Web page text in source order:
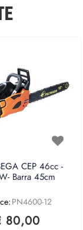
CEP 46cc -
Barra 45cm
PN4600-12
80,00